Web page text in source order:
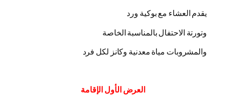
يقدم العشاء مع بوكية ورد
وتورتة الاحتفال بالمناسبة الخاصة
والمشروبات مياة معدنية وكانز لكل فرد
العرضالأولالإقامة